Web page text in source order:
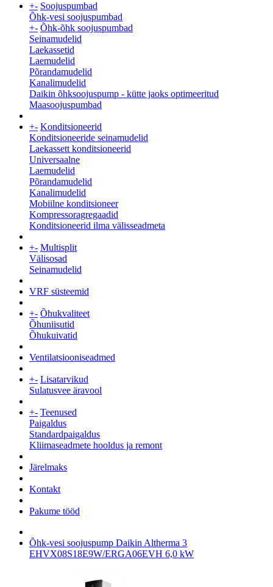
+- Soojuspumbad
Õhk-vesi soojuspumbad
+- Õhk-õhk soojuspumbad
Seinamudelid
Laekassetid
Laemudelid
Põrandamudelid
Kanalimudelid
Daikin õhksoojuspump - kütte jaoks optimeeritud
Maasoojuspumbad
+- Konditsioneerid
Konditsioneeride seinamudelid
Laekassett konditsioneerid
Universaalne
Laemudelid
Põrandamudelid
Kanalimudelid
Mobiilne konditsioneer
Kompressoragregaadid
Konditsioneerid ilma välisseadmeta
+- Multisplit
Välisosad
Seinamudelid
VRF süsteemid
+- Õhukvaliteet
Õhuniisutid
Õhukuivatid
Ventilatsiooniseadmed
+- Lisatarvikud
Sulatusvee äravool
+- Teenused
Paigaldus
Standardpaigaldus
Kliimaseadmete hooldus ja remont
Järelmaks
Kontakt
Pakume tööd
Õhk-vesi soojuspump Daikin Altherma 3
EHVX08S18E9W/ERGA06EVH 6,0 kW